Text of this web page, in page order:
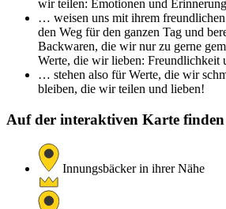
wir teilen: Emotionen und
… weisen uns mit ihrem
den Weg für den ganzen Tag und
Backwaren, die wir nur zu gerne
Werte, die wir lieben: Freundlichkeit
… stehen also für Werte, die wir
bleiben, die wir teilen und lieben!
Auf der interaktiven Karte
Innungsbäcker in ihrer Nähe